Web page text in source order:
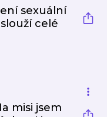
sexuální
celé
misi jsem